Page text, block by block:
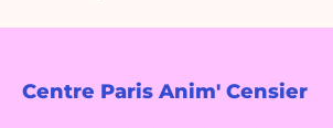
Centre Paris Anim' Censier